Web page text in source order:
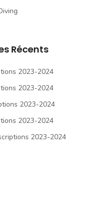
Récents
2023-2024
2023-2024
2023-2024
2023-2024
2023-2024